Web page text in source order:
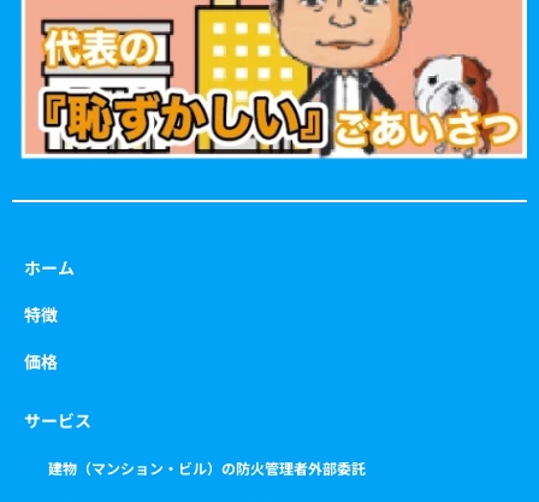
k a
m
ホーム
特徴
価格
サービス
建物（マンション・ビル）の防火管理者外部委託